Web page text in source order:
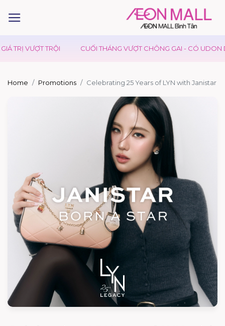
TRỊ VƯỢT TRỘI CUỐI THÁNG VƯỢT CHÔNG GAI - CÓ UDON
Home Promotions Celebrating 25 Years of LYN with Janistar